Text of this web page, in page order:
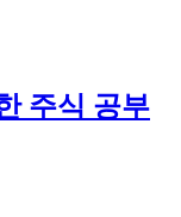
주식 공부